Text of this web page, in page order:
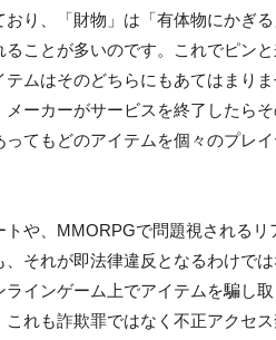
り、「財物」は「有体物にかぎ
ことが多いのです。これでピン
ムはそのどちらにもあてはまり
ーカーがサービスを終了したら
てもどのアイテムを個々のプレ
や、MMORPGで問題視される
それが即法律違反となるわけで
インゲーム上でアイテムを騙し
れも詐欺罪ではなく不正アクセ